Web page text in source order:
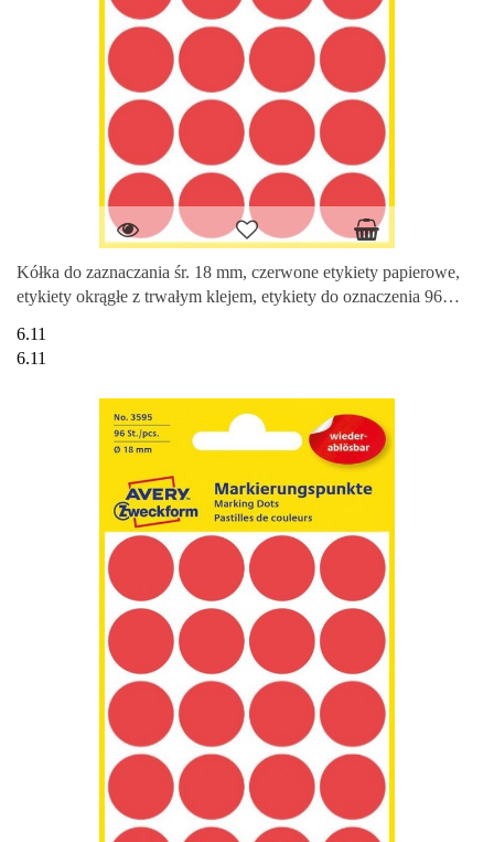
Kółka do zaznaczania śr. 18 mm, czerwone etykiety papierowe,
etykiety okrągłe z trwałym klejem, etykiety do oznaczenia 96
6.11
6.11